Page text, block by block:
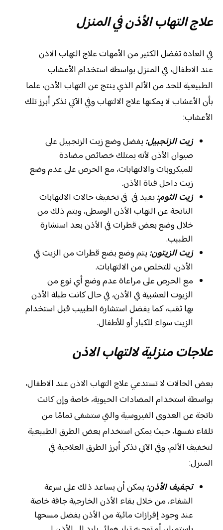
علاج التهاب الأذن في المنزل
في العادة تفضل الكثير من الأمهات علاج التهاب الاذن
عند الاطفال، في المنزل بواسطة استخدام الأعشاب
الطبيعية للحد من الألم الذي ينتج عن التهاب الأذن، علما
بأن الأعشاب لا يمكنها علاج الالتهاب وفي الآتي نذكر أبرز تلك
الأعشاب:
زيت الزنجبيل: يفضل وضع زيت الزنجبيل على
صيوان الأذن لأنه يمتلك خصائص مضادة
للميكروبات والالتهابات، مع الحرص على عدم وضع
زيت داخل قناة الأذن.
زيت الثوم: يفيد في في تخفيف حالات الالتهابات
الناتجة عن التهاب الأذن الوسطى، ويتم ذلك من
خلال وضع بعض قطرات في الأذن بعد استشارة
الطبيب.
زيت الزيتون: يتم وضع بضع قطرات من الزيت في
الأذن، للتخلص من الالتهابات.
مع الحرص على مراعاة عدم وضع أي نوع من
الزيوت العشبية في الأذن، في حال كانت طبلة الأذن
بها ثقب، كما يفضل استشارة الطبيب قبل استخدام
الزيت سواء للكبار أو للأطفال.
علاجات منزلية لالتهاب الاذن
بعض الحالات لا تستدعي علاج التهاب الاذن عند الاطفال،
بواسطة استخدام المضادات الحيوية، خاصة وإن كانت
ناتجة عن العدوى الفيروسية والتي ستشفى تمامًا من
تلقاء نفسها، حيث يمكن استخدام بعض الطرق الطبيعية
لتخفيف الألم، وفي الآتي نذكر أبرز الطرق العلاجية في
المنزل:
تجفيف الأذن: يمكن أن يساعد ذلك على سرعة
الشفاء، من خلال بقاء الأذن الخارجية جافة خاصة
عند وجود إفرازات مائية من الأذن يفضل مسحها